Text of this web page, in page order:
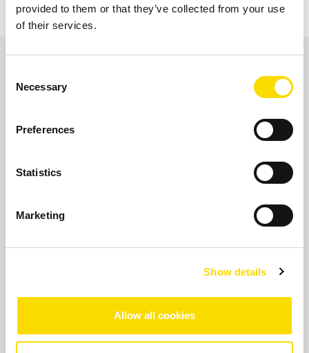
provided to them or that they’ve collected from your use
of their services.
Selection
Necessary
Preferences
Statistics
Marketing
Show details
Allow all cookies
piedras, porcelana)